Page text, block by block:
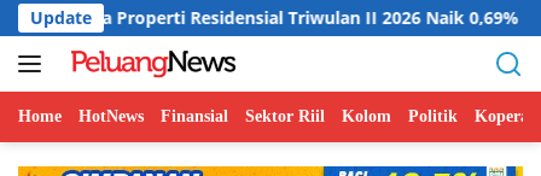
Langsung
ke
konten
Update
Residensial Triwulan II 2026 Naik 0,69%
Home HotNews Finansial Sektor Riil Kolom Politik Koperasi